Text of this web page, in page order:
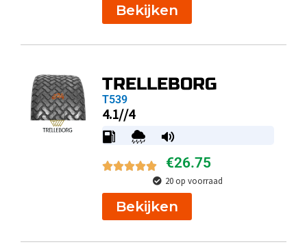
Bekijken
TRELLEBORG
T539
4.1//4
€26.75
20 op voorraad
Bekijken